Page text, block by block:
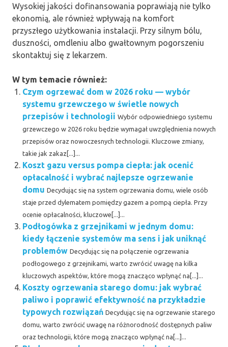
Wysokiej jakości dofinansowania poprawiają nie tylko
ekonomią, ale również wpływają na komfort
przyszłego użytkowania instalacji. Przy silnym bólu,
duszności, omdleniu albo gwałtownym pogorszeniu
skontaktuj się z lekarzem.
W tym temacie również:
Czym ogrzewać dom w 2026 roku — wybór
systemu grzewczego w świetle nowych
przepisów i technologii Wybór odpowiedniego systemu
grzewczego w 2026 roku będzie wymagał uwzględnienia nowych
przepisów oraz nowoczesnych technologii. Kluczowe zmiany,
takie jak zakaz[...]...
Koszt gazu versus pompa ciepła: jak ocenić
opłacalność i wybrać najlepsze ogrzewanie
domu Decydując się na system ogrzewania domu, wiele osób
staje przed dylematem pomiędzy gazem a pompą ciepła. Przy
ocenie opłacalności, kluczowe[...]...
Podłogówka z grzejnikami w jednym domu:
kiedy łączenie systemów ma sens i jak uniknąć
problemów Decydując się na połączenie ogrzewania
podłogowego z grzejnikami, warto zwrócić uwagę na kilka
kluczowych aspektów, które mogą znacząco wpłynąć na[...]...
Koszty ogrzewania starego domu: jak wybrać
paliwo i poprawić efektywność na przykładzie
typowych rozwiązań Decydując się na ogrzewanie starego
domu, warto zwrócić uwagę na różnorodność dostępnych paliw
oraz technologii, które mogą znacząco wpłynąć na[...]...